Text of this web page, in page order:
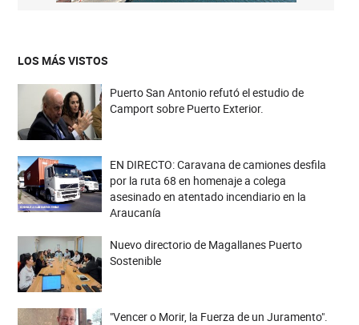
LOS MÁS VISTOS
Puerto San Antonio refutó el estudio de
Camport sobre Puerto Exterior.
EN DIRECTO: Caravana de camiones desfila
por la ruta 68 en homenaje a colega
asesinado en atentado incendiario en la
Araucanía
Nuevo directorio de Magallanes Puerto
Sostenible
"Vencer o Morir, la Fuerza de un Juramento".